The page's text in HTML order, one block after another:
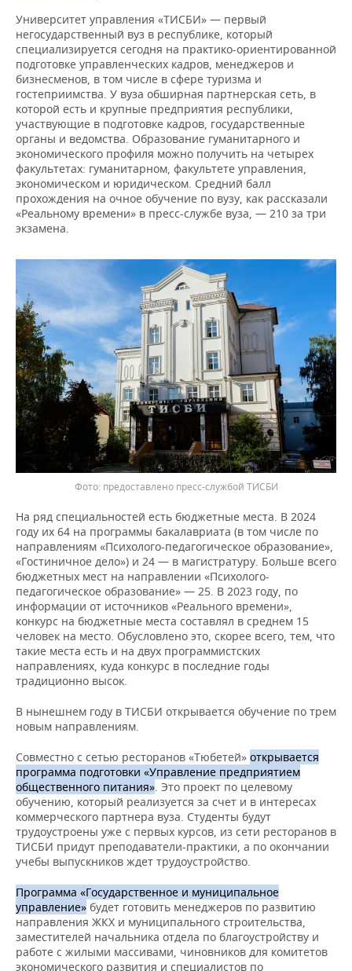
Университет управления «ТИСБИ» — первый
негосударственный вуз в республике, который
специализируется сегодня на практико-ориентированной
подготовке управленческих кадров, менеджеров и
бизнесменов, в том числе в сфере туризма и
гостеприимства. У вуза обширная партнерская сеть, в
которой есть и крупные предприятия республики,
участвующие в подготовке кадров, государственные
органы и ведомства. Образование гуманитарного и
экономического профиля можно получить на четырех
факультетах: гуманитарном, факультете управления,
экономическом и юридическом. Средний балл
прохождения на очное обучение по вузу, как рассказали
«Реальному времени» в пресс-службе вуза, — 210 за три
экзамена.
предоставлено пресс-службой ТИСБИ
На ряд специальностей есть бюджетные места. В 2024
году их 64 на программы бакалавриата (в том числе по
направлениям «Психолого-педагогическое образование»,
«Гостиничное дело») и 24 — в магистратуру. Больше всего
бюджетных мест на направлении «Психолого-
педагогическое образование» — 25. В 2023 году, по
информации от источников «Реального времени»,
конкурс на бюджетные места составлял в среднем 15
человек на место. Обусловлено это, скорее всего, тем, что
такие места есть и на двух программистских
направлениях, куда конкурс в последние годы
традиционно высок.
В нынешнем году в ТИСБИ открывается обучение по трем
новым направлениям.
Совместно с сетью ресторанов «Тюбетей» открывается
программа подготовки «Управление предприятием
общественного питания». Это проект по целевому
обучению, который реализуется за счет и в интересах
коммерческого партнера вуза. Студенты будут
трудоустроены уже с первых курсов, из сети ресторанов в
ТИСБИ придут преподаватели-практики, а по окончании
учебы выпускников ждет трудоустройство.
Программа «Государственное и муниципальное
управление» будет готовить менеджеров по развитию
направления ЖКХ и муниципального строительства,
заместителей начальника отдела по благоустройству и
работе с жилыми массивами, чиновников для комитетов
экономического развития и специалистов по